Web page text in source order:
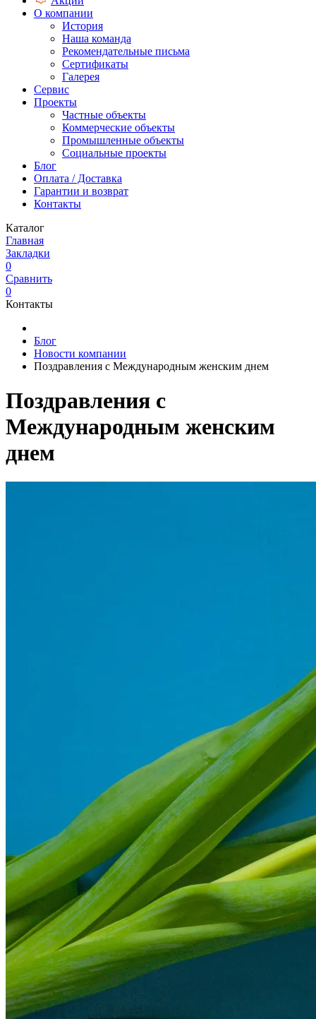
О компании
История
Наша команда
Рекомендательные письма
Сертификаты
Галерея
Сервис
Проекты
Частные объекты
Коммерческие объекты
Промышленные объекты
Социальные проекты
Блог
Оплата / Доставка
Гарантии и возврат
Контакты
Каталог
Главная
Закладки
0
Сравнить
0
Контакты
Блог
Новости компании
Поздравления с Международным женским днем
Поздравления с
Международным женским
днем